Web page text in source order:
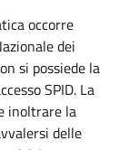
occorre
dei
si possiede la
SPID. La
inoltrare la
delle